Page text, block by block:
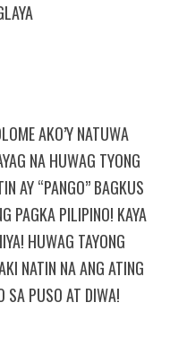
AKO’Y NATUWA
NA HUWAG TYONG
AY “PANGO” BAGKUS
PAGKA PILIPINO! KAYA
HUWAG TAYONG
NATIN NA ANG ATING
SA PUSO AT DIWA!